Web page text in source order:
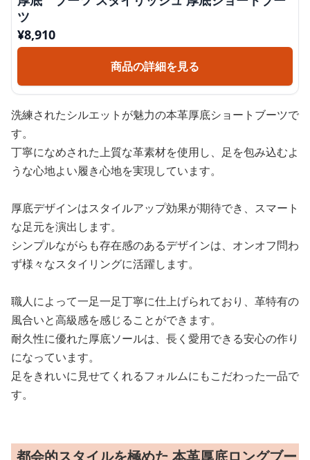
ツ
¥8,910
商品の詳細を見る
洗練されたシルエットが魅力の本革厚底ショートブーツで
す。
丁寧になめされた上質な革素材を使用し、足を包み込むよ
うな心地よい履き心地を実現しています。
厚底デザインはスタイルアップ効果が期待でき、スマート
な足元を演出します。
シンプルながらも存在感のあるデザインは、オンオフ問わ
ず様々なスタイリングに活躍します。
職人によって一足一足丁寧に仕上げられており、革特有の
風合いと高級感を感じることができます。
耐久性に優れた厚底ソールは、長く愛用できる安心の作り
になっています。
足をきれいに見せてくれるフォルムにもこだわった一品で
す。
都会的スタイルを極めた 本革厚底ロングブー